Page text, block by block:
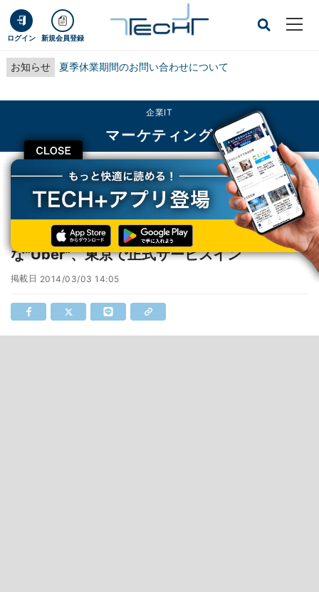
ログイン 新規会員登録
お知らせ 夏季休業期間のお問い合わせについて
CLOSE
企業IT
マーケティング
TECH+ 企業IT
マーケティング
アプリでハイヤーが配車から決済まで可能な"Uber"、東京で正式サービスイン
アプリでハイヤーが配車から決済まで可能
な"Uber"、東京で正式サービスイン
掲載日 2014/03/03 14:05